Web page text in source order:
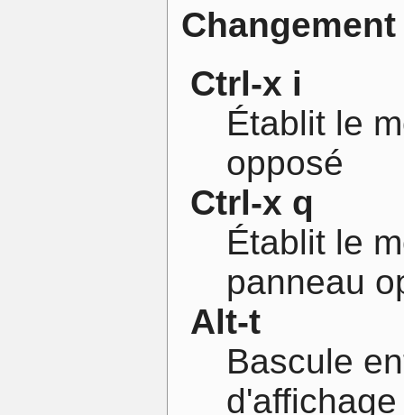
Ctrl-x i
Établit le
opposé
Ctrl-x q
Établit le
panneau
Alt-t
Bascule